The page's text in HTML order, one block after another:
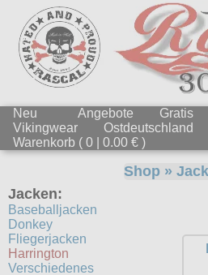
Neu Angebote Gratis
Vikingwear
Ostdeutschland
Warenkorb ( 0 | 0.00 € )
Jacken:
Baseballjacken
Donkey
Fliegerjacken
Harrington
Verschiedenes
Shop »